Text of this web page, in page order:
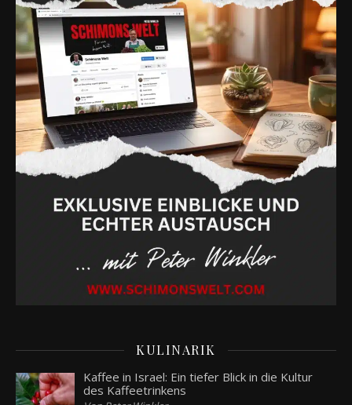
KULINARIK
Kaffee in Israel: Ein tiefer Blick in die Kultur
des Kaffeetrinkens